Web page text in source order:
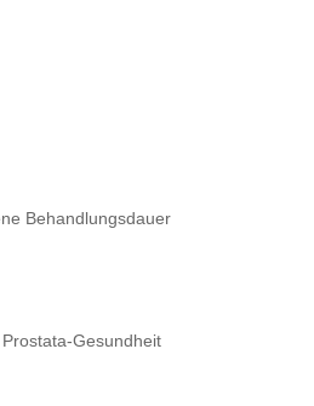
Behandlungsdauer
Gesundheit